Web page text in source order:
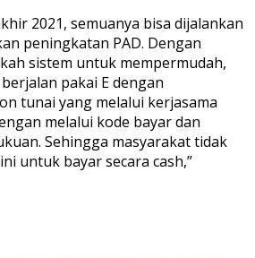
2021, semuanya bisa dijalankan
peningkatan PAD. Dengan
sistem untuk mempermudah,
pakai E dengan
tunai yang melalui kerjasama
melalui kode bayar dan
Sehingga masyarakat tidak
untuk bayar secara cash,”